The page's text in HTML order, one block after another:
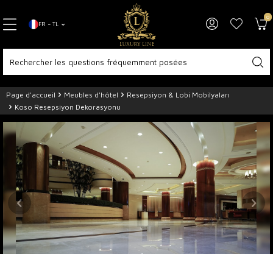
FR − TL
0
Page d'accueil Meubles d'hôtel
Resepsiyon & Lobi Mobilyaları
Koso Resepsiyon Dekorasyonu